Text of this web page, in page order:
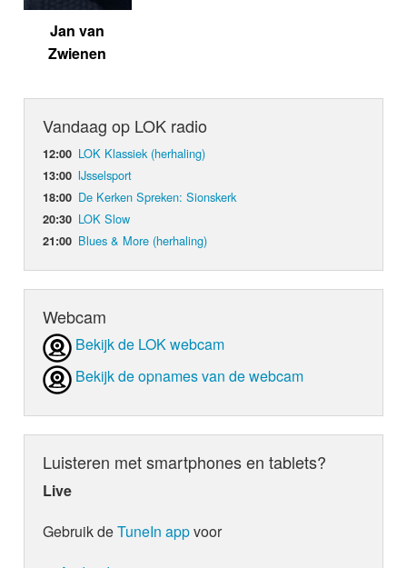
Jan van
Zwienen
Vandaag op LOK radio
12:00 LOK Klassiek (herhaling)
13:00 IJsselsport
18:00 De Kerken Spreken: Sionskerk
20:30 LOK Slow
21:00 Blues & More (herhaling)
Webcam
Bekijk de LOK webcam
Bekijk de opnames van de webcam
Luisteren met smartphones en tablets?
Live
Gebruik deTuneIn appvoor